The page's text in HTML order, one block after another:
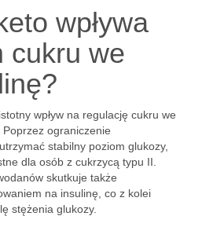
wpływa
cukru we
wpływ na regulację cukru we
ograniczenie
stabilny poziom glukozy,
dla osób z cukrzycą typu II.
skutkuje także
na insulinę, co z kolei
stężenia glukozy.